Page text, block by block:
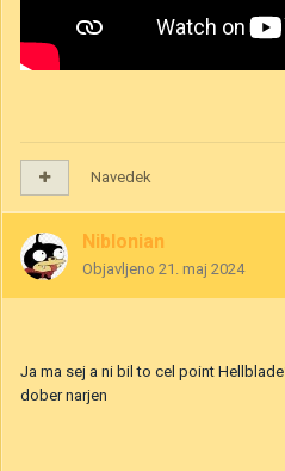
Navedek
Niblonian
Objavljeno 21. maj 2024
Ja ma sej a ni bil to cel point
dober narjen